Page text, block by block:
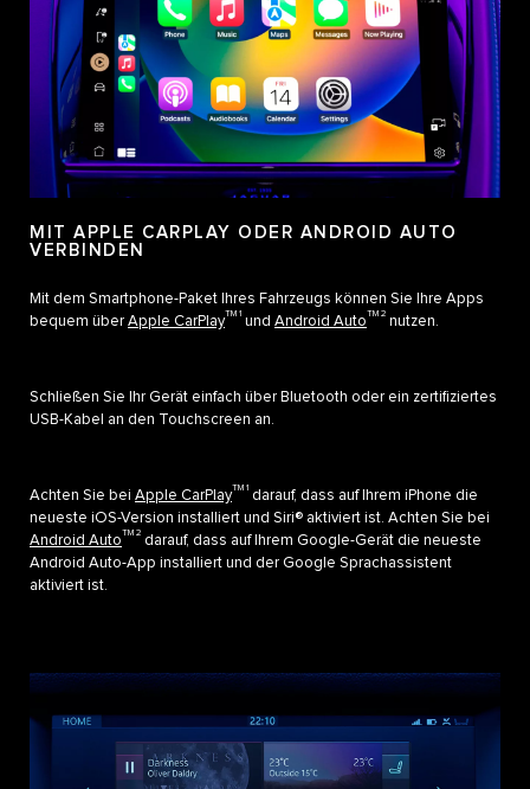
MIT APPLE CARPLAY ODER ANDROID AUTO
VERBINDEN
Mit dem Smartphone-Paket Ihres Fahrzeugs können Sie Ihre Apps
bequem über Apple CarPlayTM 1 und Android AutoTM 2 nutzen.
Schließen Sie Ihr Gerät einfach über Bluetooth oder ein zertifiziertes
USB-Kabel an den Touchscreen an.
Achten Sie bei Apple CarPlayTM 1 darauf, dass auf Ihrem iPhone die
neueste iOS-Version installiert und Siri® aktiviert ist. Achten Sie bei
Android AutoTM 2 darauf, dass auf Ihrem Google-Gerät die neueste
Android Auto-App installiert und der Google Sprachassistent
aktiviert ist.